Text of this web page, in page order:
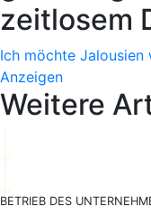
zeitlosem
Ich möchte Jalousien
Anzeigen
Weitere
BETRIEB DES